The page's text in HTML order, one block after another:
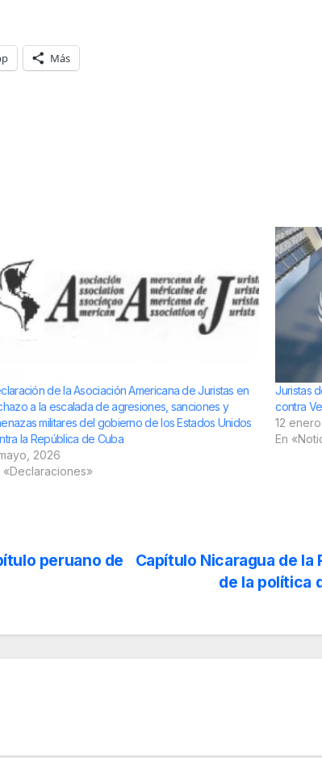
Más
de la Asociación Americana de Juristas en
a la escalada de agresiones, sanciones y
militares del gobierno de los Estados Unidos
la República de Cuba
2026
«Declaraciones»
Juristas
contra
12
En
Capítulo Nicaragua de
de la política
peruano de